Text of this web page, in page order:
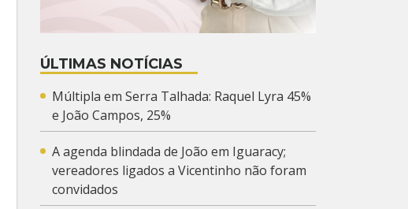
ÚLTIMAS NOTÍCIAS
Múltipla em Serra Talhada: Raquel Lyra 45%
e João Campos, 25%
A agenda blindada de João em Iguaracy;
vereadores ligados a Vicentinho não foram
convidados